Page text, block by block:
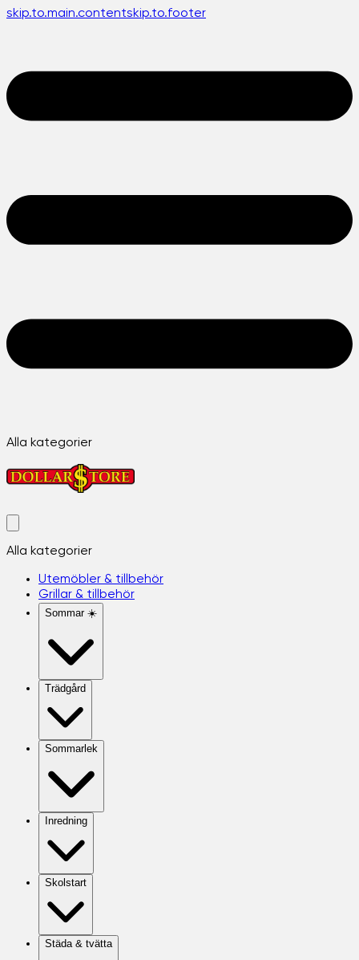
skip.to.main.contentskip.to.footer
Alla kategorier
Alla kategorier
Utemöbler & tillbehör
Grillar & tillbehör
Sommar ☀️
Trädgård
Sommarlek
Inredning
Skolstart
Städa & tvätta